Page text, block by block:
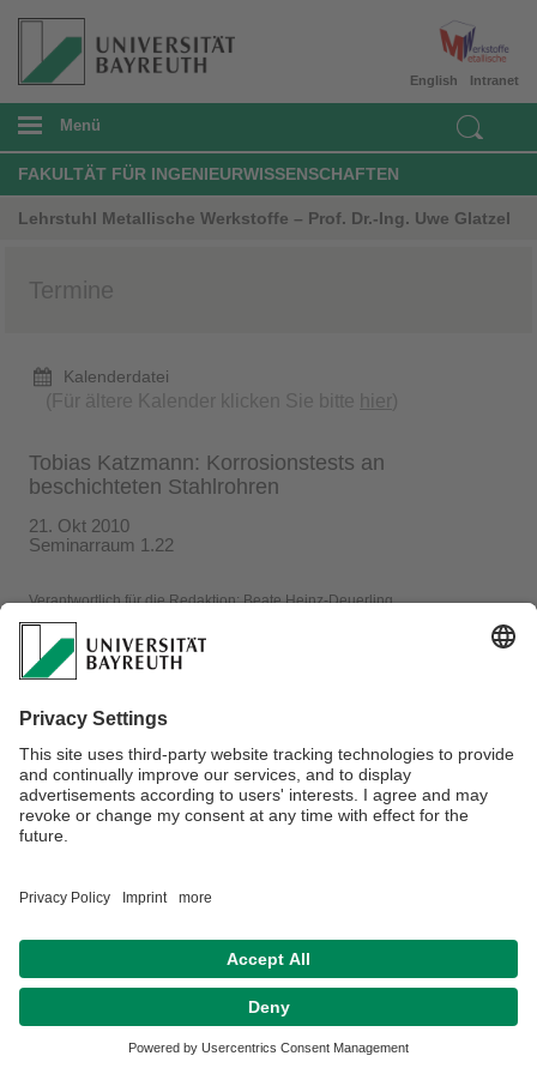
Intranet
English
Menü
FAKULTÄT FÜR INGENIEURWISSENSCHAFTEN
Lehrstuhl Metallische Werkstoffe – Prof. Dr.-Ing. Uwe Glatzel
Termine
Kalenderdatei
(Für ältere Kalender klicken Sie bitte hier)
Tobias Katzmann: Korrosionstests an
beschichteten Stahlrohren
21. Okt 2010
Seminarraum 1.22
Verantwortlich für die Redaktion:Beate Heinz-Deuerling
Datenschutzerklärung Impressum Hausordnung Sitemap
Kontakt
Barrierefreiheitserklärung